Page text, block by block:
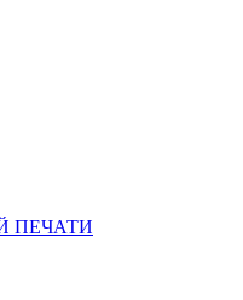
ПЕЧАТИ